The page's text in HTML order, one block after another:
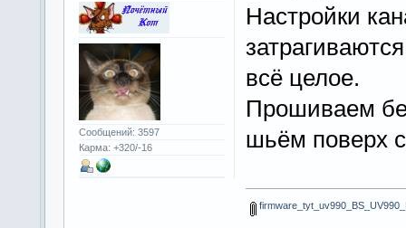
Сообщений: 3597
Карма: +320/-16
Настройки
всё целое.
Прошиваем
шьём поверх